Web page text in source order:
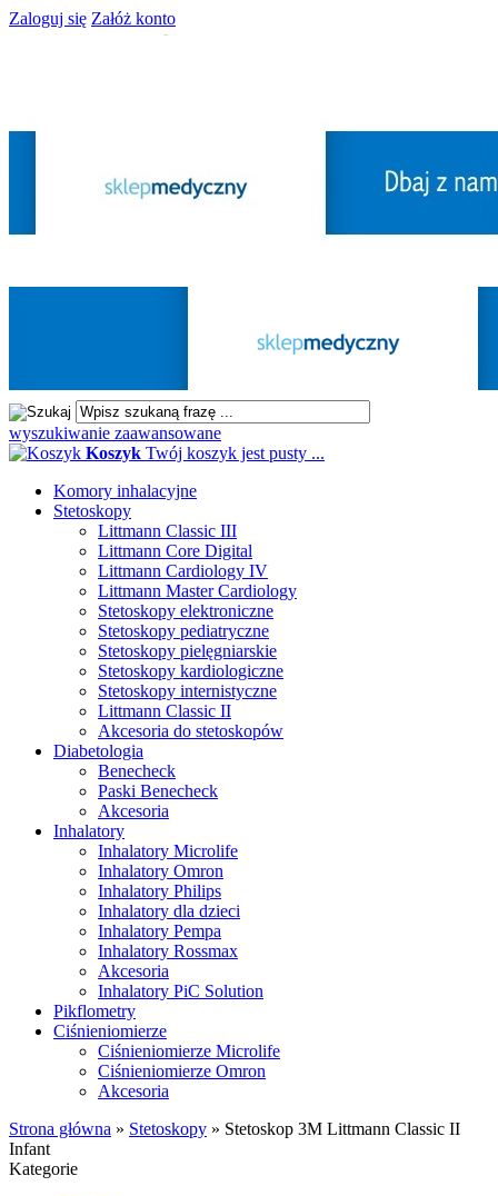
Zaloguj się Załóż konto
wyszukiwanie zaawansowane
Koszyk Twój koszyk jest pusty ...
Komory inhalacyjne
Stetoskopy
Littmann Classic III
Littmann Core Digital
Littmann Cardiology IV
Littmann Master Cardiology
Stetoskopy elektroniczne
Stetoskopy pediatryczne
Stetoskopy pielęgniarskie
Stetoskopy kardiologiczne
Stetoskopy internistyczne
Littmann Classic II
Akcesoria do stetoskopów
Diabetologia
Benecheck
Paski Benecheck
Akcesoria
Inhalatory
Inhalatory Microlife
Inhalatory Omron
Inhalatory Philips
Inhalatory dla dzieci
Inhalatory Pempa
Inhalatory Rossmax
Akcesoria
Inhalatory PiC Solution
Pikflometry
Ciśnieniomierze
Ciśnieniomierze Microlife
Ciśnieniomierze Omron
Akcesoria
Strona główna » Stetoskopy » Stetoskop 3M Littmann Classic II
Infant
Kategorie